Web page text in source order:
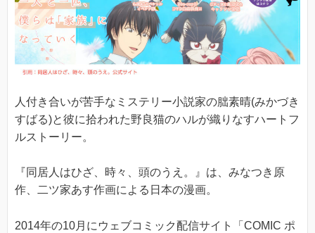
人付き合いが苦手なミステリー小説家の朏素晴(みかづき
すばる)と彼に拾われた野良猫のハルが織りなすハートフ
ルストーリー。
『同居人はひざ、時々、頭のうえ。』は、みなつき原
作、二ツ家あす作画による日本の漫画。
2014年の10月にウェブコミック配信サイト「COMIC ポ